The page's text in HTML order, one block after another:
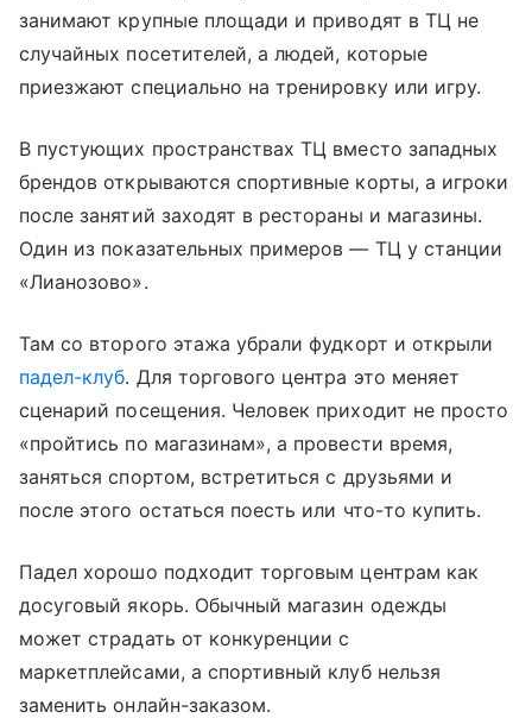
занимают крупные площади и приводят в ТЦ не
случайных посетителей, а людей, которые
приезжают специально на тренировку или игру.
В пустующих пространствах ТЦ вместо западных
брендов открываются спортивные корты, а игроки
после занятий заходят в рестораны и магазины.
Один из показательных примеров — ТЦ у станции
«Лианозово».
Там со второго этажа убрали фудкорт и открыли
падел-клуб. Для торгового центра это меняет
сценарий посещения. Человек приходит не просто
«пройтись по магазинам», а провести время,
заняться спортом, встретиться с друзьями и
после этого остаться поесть или что-то купить.
Падел хорошо подходит торговым центрам как
досуговый якорь. Обычный магазин одежды
может страдать от конкуренции с
маркетплейсами, а спортивный клуб нельзя
заменить онлайн-заказом.